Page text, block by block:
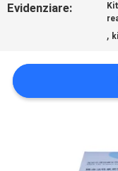
DI
CONTATTICI
Evidenziare:
,